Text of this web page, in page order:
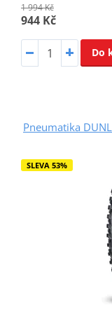
1 994 Kč
944 Kč
Do
Pneumatika
SLEVA 53%